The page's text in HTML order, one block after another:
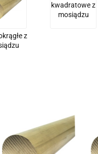
z
kwadratowe z
mosiądzu